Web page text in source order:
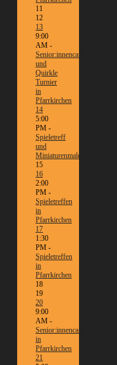
11
12
13
9:00
AM -
Senior:innencafé
und
Quirkle
Turnier
in
Pfarrkirchen
14
5:00
PM -
Spieletreff
und
Miniaturenmalen/Tabletop
15
16
2:00
PM -
Spieletreffen
in
Pfarrkirchen
17
1:30
PM -
Spieletreffen
in
Pfarrkirchen
18
19
20
9:00
AM -
Senior:innencafé
in
Pfarrkirchen
21